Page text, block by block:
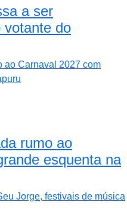
a ser
votante do
rumo ao
esquenta na